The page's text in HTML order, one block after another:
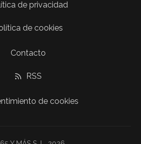
de privacidad
de cookies
Contacto
RSS
de cookies